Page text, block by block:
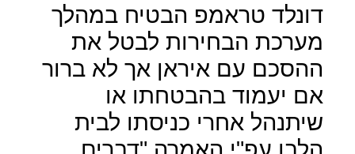
דונלד טראמפ הבטיח במהלך
מערכת הבחירות לבטל את
ההסכם עם איראן אך לא ברור
אם יעמוד בהבטחתו או
שיתנהל אחרי כניסתו לבית
הלבן עפ"י האמרה "דברים